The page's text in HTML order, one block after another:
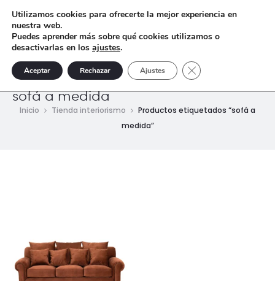
sofá a medida
Inicio Tienda interiorismo
Productos etiquetados “sofá a
medida”
Utilizamos cookies para ofrecerte la mejor experiencia en
nuestra web.
Puedes aprender más sobre qué cookies utilizamos o
desactivarlas en los ajustes.
Aceptar Rechazar Ajustes Cerrar el banner de